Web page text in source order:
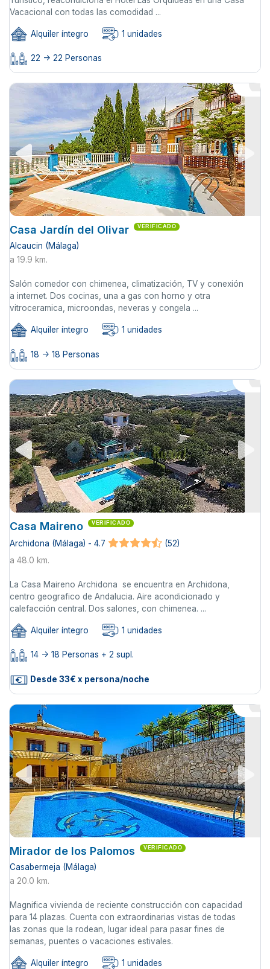
Vacacional con todas las comodidad ...
Alquiler íntegro 1 unidades
22 -> 22 Personas
Casa Jardín del Olivar VERIFICADO
Alcaucin (Málaga)
a 19.9 km.
Salón comedor con chimenea, climatización, TV y conexión
a internet. Dos cocinas, una a gas con horno y otra
vitroceramica, microondas, neveras y congela ...
Alquiler íntegro 1 unidades
18 -> 18 Personas
Casa Maireno VERIFICADO
Archidona (Málaga) - 4.7
(52)
a 48.0 km.
La Casa Maireno Archidona se encuentra en Archidona,
centro geografico de Andalucia. Aire acondicionado y
calefacción central. Dos salones, con chimenea. ...
Alquiler íntegro 1 unidades
14 -> 18 Personas + 2 supl.
Desde 33€ x persona/noche
Mirador de los Palomos VERIFICADO
Casabermeja (Málaga)
a 20.0 km.
Magnifica vivienda de reciente construcción con capacidad
para 14 plazas. Cuenta con extraordinarias vistas de todas
las zonas que la rodean, lugar ideal para pasar fines de
semanas, puentes o vacaciones estivales.
Alquiler íntegro 1 unidades